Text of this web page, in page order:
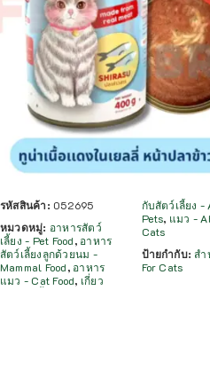
รหัสสินค้า: 052695
หมวดหมู่: อาหารสัตว์
เลี้ยง - Pet Food, อาหาร
สัตว์เลี้ยงลูกด้วยนม -
Mammal Food, อาหาร
แมว - Cat Food, เกี่ยว
กับสัตว์เลี้ยง -
Pets, แมว -
Cats
ป้ายกำกับ:ส
For Cats